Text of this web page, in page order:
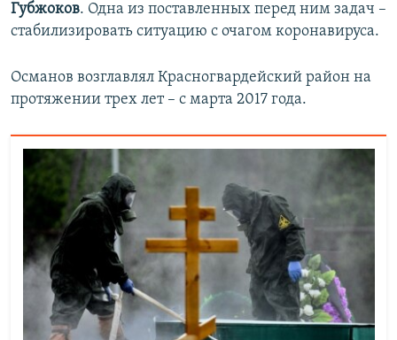
Губжоков. Одна из поставленных перед ним задач –
стабилизировать ситуацию с очагом коронавируса.
Османов возглавлял Красногвардейский район на
протяжении трех лет – с марта 2017 года.